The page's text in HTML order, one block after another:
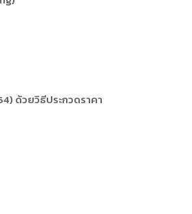
ด้วยวิธีประกวดราคา